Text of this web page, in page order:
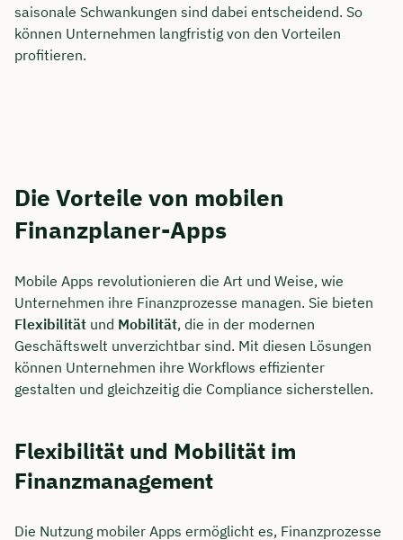
saisonale Schwankungen sind dabei entscheidend. So
können Unternehmen langfristig von den Vorteilen
profitieren.
Die Vorteile von mobilen
Finanzplaner-Apps
Mobile Apps revolutionieren die Art und Weise, wie
Unternehmen ihre Finanzprozesse managen. Sie bieten
Flexibilität und Mobilität, die in der modernen
Geschäftswelt unverzichtbar sind. Mit diesen Lösungen
können Unternehmen ihre Workflows effizienter
gestalten und gleichzeitig die Compliance sicherstellen.
Flexibilität und Mobilität im
Finanzmanagement
Die Nutzung mobiler Apps ermöglicht es, Finanzprozesse